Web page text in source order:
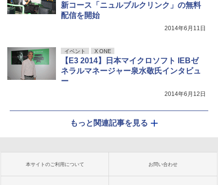
新コース「ニュルブルクリンク」の無料
配信を開始
2014年6月11日
イベント X ONE
【E3 2014】日本マイクロソフト IEBゼ
ネラルマネージャー泉水敬氏インタビュ
ー
2014年6月12日
もっと関連記事を見る
本サイトのご利用について お問い合わせ